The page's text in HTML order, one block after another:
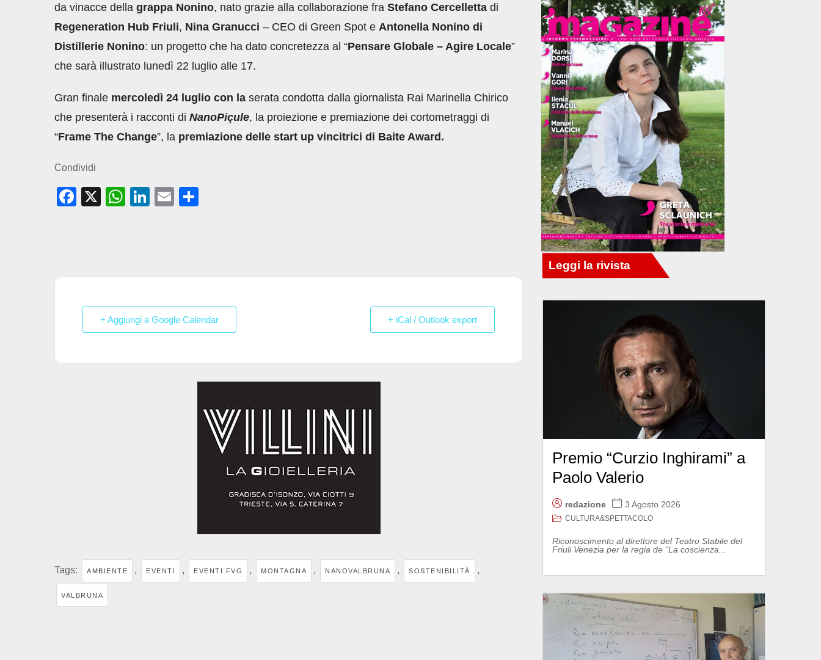
da vinacce della grappa Nonino, nato grazie alla collaborazione fra Stefano Cercelletta di
Regeneration Hub Friuli, Nina Granucci – CEO di Green Spot e Antonella Nonino di
Distillerie Nonino: un progetto che ha dato concretezza al “Pensare Globale – Agire Locale”
che sarà illustrato lunedì 22 luglio alle 17.
Gran finale mercoledì 24 luglio con la serata condotta dalla giornalista Rai Marinella Chirico
che presenterà i racconti di NanoPiçule, la proiezione e premiazione dei cortometraggi di
“Frame The Change”, la premiazione delle start up vincitrici di Baite Award.
Condividi
F
b
o
k
X
W
A
p
Li
dI
E
vi
+ Aggiungi a Google Calendar + iCal / Outlook export
Tags: AMBIENTE , EVENTI , EVENTI FVG , MONTAGNA , NANOVALBRUNA , SOSTENIBILITÀ ,
VALBRUNA
Premio “Curzio Inghirami” a
Paolo Valerio
redazione 3 Agosto 2026
CULTURA&SPETTACOLO
Riconoscimento al direttore del Teatro Stabile del
Friuli Venezia per la regia de “La coscienza...